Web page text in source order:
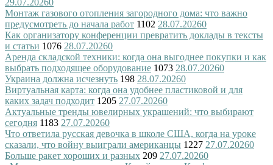
Монтаж газового отопления загородного дома: что важно
предусмотреть до начала работ 1102 28.07.20260
Как организатору конференции превратить доклады в тексты
и статьи 1076 28.07.20260
Аренда складской техники: когда она выгоднее покупки и как
выбрать подходящее оборудование 1073 28.07.20260
Украина должна исчезнуть 198 28.07.20260
Виртуальная карта: когда она удобнее пластиковой и для
каких задач подходит 1205 27.07.20260
Актуальные тренды ювелирных украшений: что выбирают
сегодня 1183 27.07.20260
Что ответила русская девочка в школе США, когда на уроке
сказали, что войну выиграли американцы 1227 27.07.20260
Больше ракет хороших и разных 209 27.07.20260